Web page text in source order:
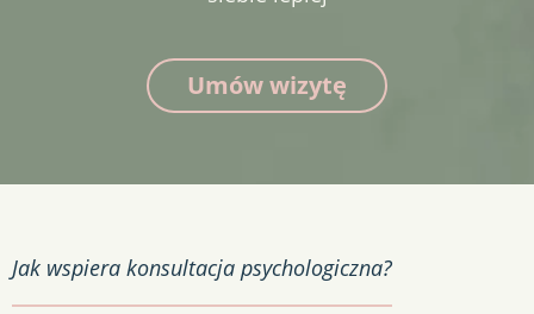
Umów wizytę
Jak wspiera konsultacja psychologiczna?